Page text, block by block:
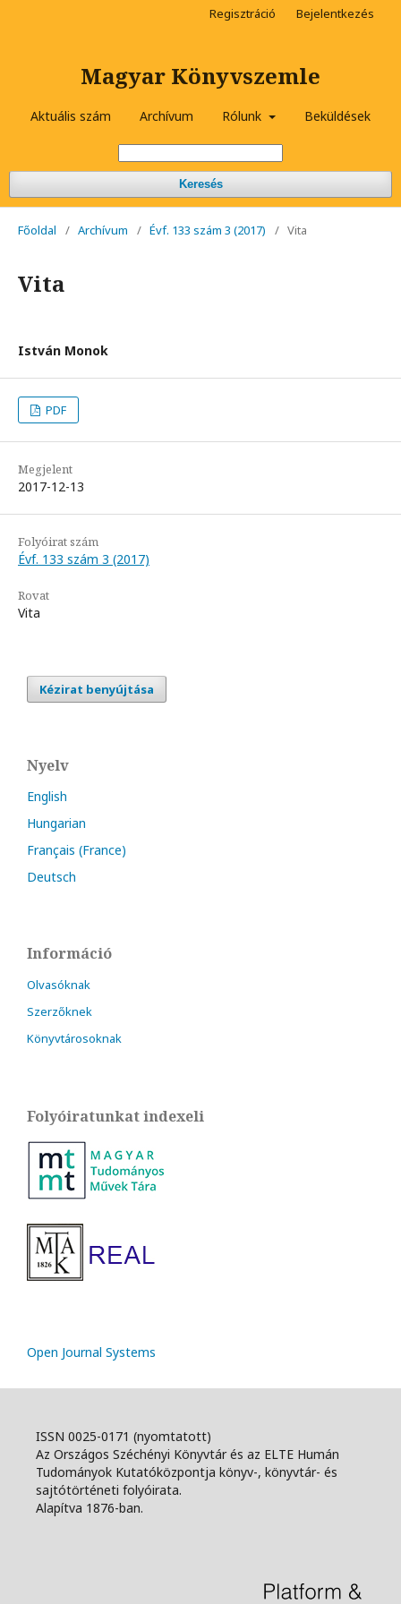
Magyar Könyvszemle
Aktuális szám Archívum Rólunk Beküldések
Keresés
Regisztráció Bejelentkezés
Főoldal / Archívum / Évf. 133 szám 3 (2017) / Vita
Vita
István Monok
PDF
Megjelent
2017-12-13
Folyóirat szám
Évf. 133 szám 3 (2017)
Rovat
Vita
Kézirat benyújtása
Nyelv
English
Hungarian
Français (France)
Deutsch
Információ
Olvasóknak
Szerzőknek
Könyvtárosoknak
Folyóiratunkat indexeli
Open Journal Systems
ISSN 0025-0171 (nyomtatott)
Az Országos Széchényi Könyvtár és az ELTE Humán
Tudományok Kutatóközpontja könyv-, könyvtár- és
sajtótörténeti folyóirata.
Alapítva 1876-ban.